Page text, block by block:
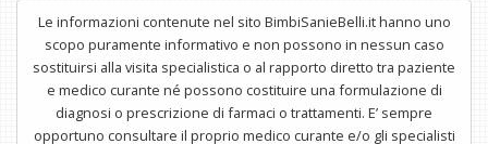
Le informazioni contenute nel sito BimbiSanieBelli.it hanno uno
scopo puramente informativo e non possono in nessun caso
sostituirsi alla visita specialistica o al rapporto diretto tra paziente
e medico curante né possono costituire una formulazione di
diagnosi o prescrizione di farmaci o trattamenti. E’ sempre
opportuno consultare il proprio medico curante e/o gli specialisti